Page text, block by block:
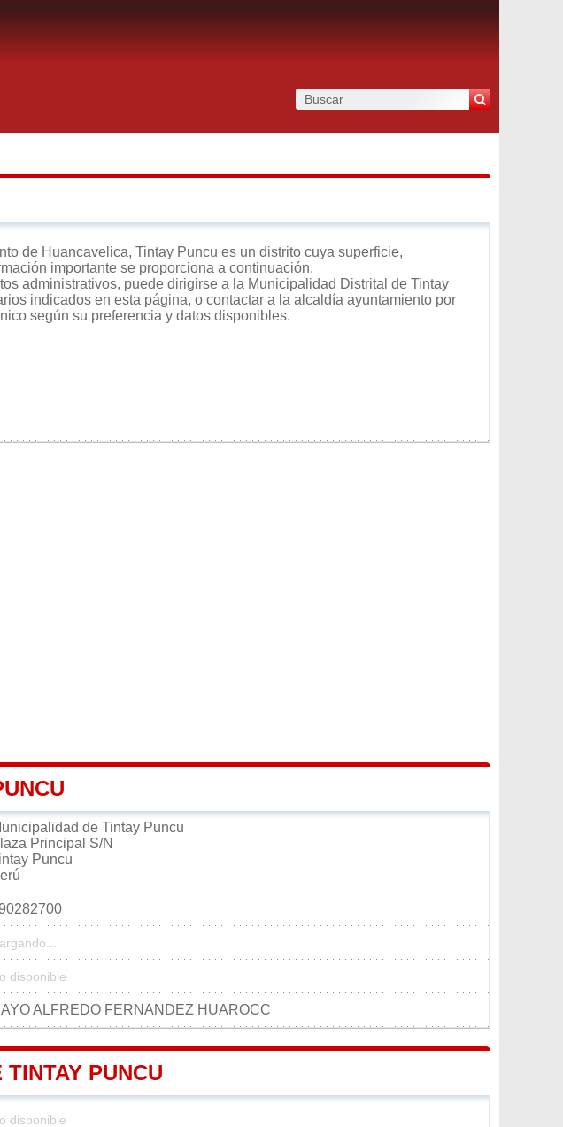
de Huancavelica, Tintay Puncu es un distrito cuya superficie,
importante se proporciona a continuación.
administrativos, puede dirigirse a la Municipalidad Distrital de Tintay
indicados en esta página, o contactar a la alcaldía ayuntamiento por
según su preferencia y datos disponibles.
de Tintay Puncu
Principal S/N
Puncu
disponible
ALFREDO FERNANDEZ HUAROCC
PUNCU
disponible